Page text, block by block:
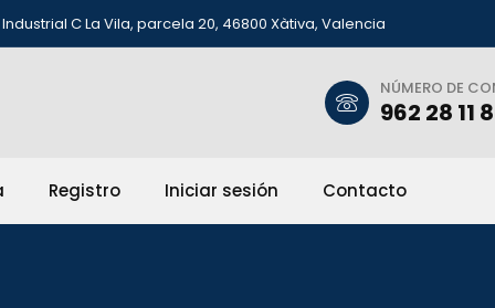
C La Vila, parcela 20, 46800 Xàtiva, Valencia
NÚMERO DE
962 28 11
Registro Iniciar sesión Contacto